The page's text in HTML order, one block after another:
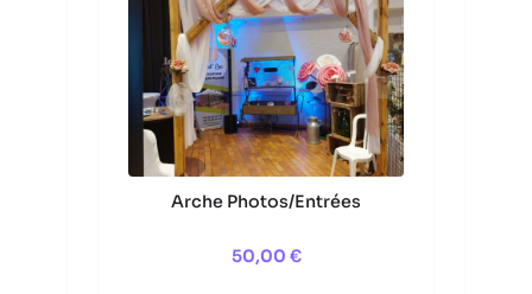
Arche Photos/Entrées
50,00 €